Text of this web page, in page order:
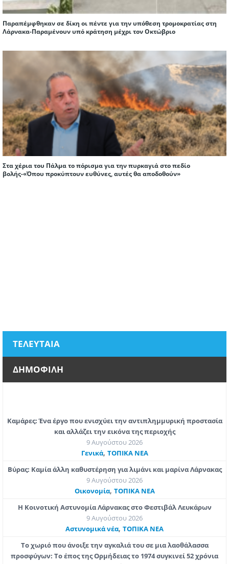
Παραπέμφθηκαν σε δίκη οι πέντε για την υπόθεση τρομοκρατίας στη
Λάρνακα-Παραμένουν υπό κράτηση μέχρι τον Οκτώβριο
Στα χέρια του Πάλμα το πόρισμα για την πυρκαγιά στο πεδίο
βολής-«Όπου προκύπτουν ευθύνες, αυτές θα αποδοθούν»
ΤΕΛΕΥΤΑΙΑ
ΔΗΜΟΦΙΛΗ
Καμάρες: Ένα έργο που ενισχύει την αντιπλημμυρική προστασία
και αλλάζει την εικόνα της περιοχής
9 Αυγούστου 2026
Γενικά, ΤΟΠΙΚΑ ΝΕΑ
Βύρας: Καμία άλλη καθυστέρηση για λιμάνι και μαρίνα Λάρνακας
9 Αυγούστου 2026
Οικονομία, ΤΟΠΙΚΑ ΝΕΑ
Η Κοινοτική Αστυνομία Λάρνακας στο Φεστιβάλ Λευκάρων
9 Αυγούστου 2026
Aστυνομικά νέα, ΤΟΠΙΚΑ ΝΕΑ
Το χωριό που άνοιξε την αγκαλιά του σε μια λαοθάλασσα
προσφύγων: Το έπος της Ορμήδειας το 1974 συγκινεί 52 χρόνια